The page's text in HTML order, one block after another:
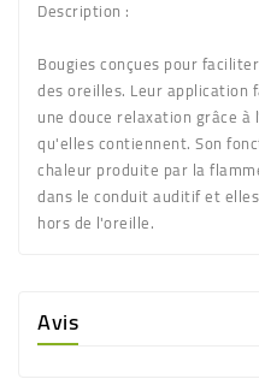
Description :
Bougies conçues pour
des oreilles. Leur
une douce relaxation grâce
qu'elles contiennent. Son
chaleur produite par la
dans le conduit auditif et
hors de l'oreille.
Avis